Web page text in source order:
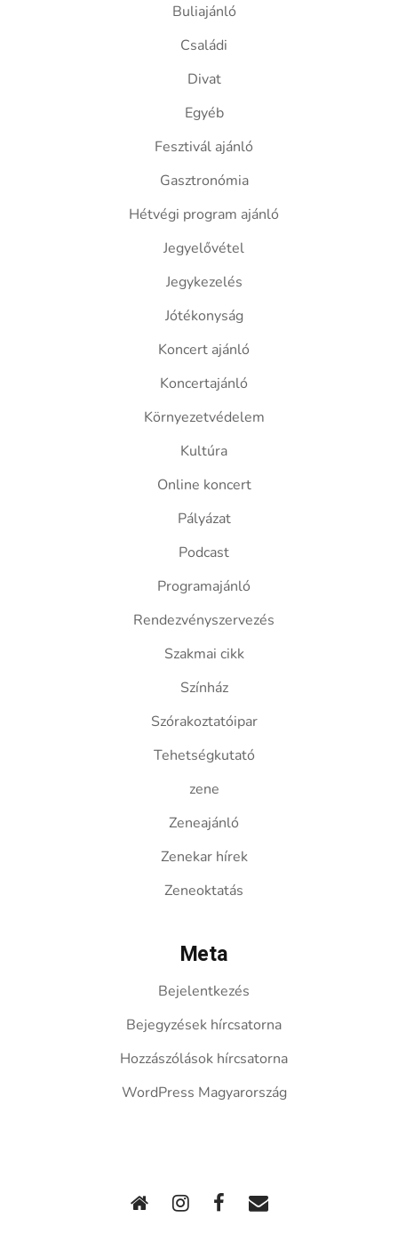
Buliajánló
Családi
Divat
Egyéb
Fesztivál ajánló
Gasztronómia
Hétvégi program ajánló
Jegyelővétel
Jegykezelés
Jótékonyság
Koncert ajánló
Koncertajánló
Környezetvédelem
Kultúra
Online koncert
Pályázat
Podcast
Programajánló
Rendezvényszervezés
Szakmai cikk
Színház
Szórakoztatóipar
Tehetségkutató
zene
Zeneajánló
Zenekar hírek
Zeneoktatás
Meta
Bejelentkezés
Bejegyzések hírcsatorna
Hozzászólások hírcsatorna
WordPress Magyarország